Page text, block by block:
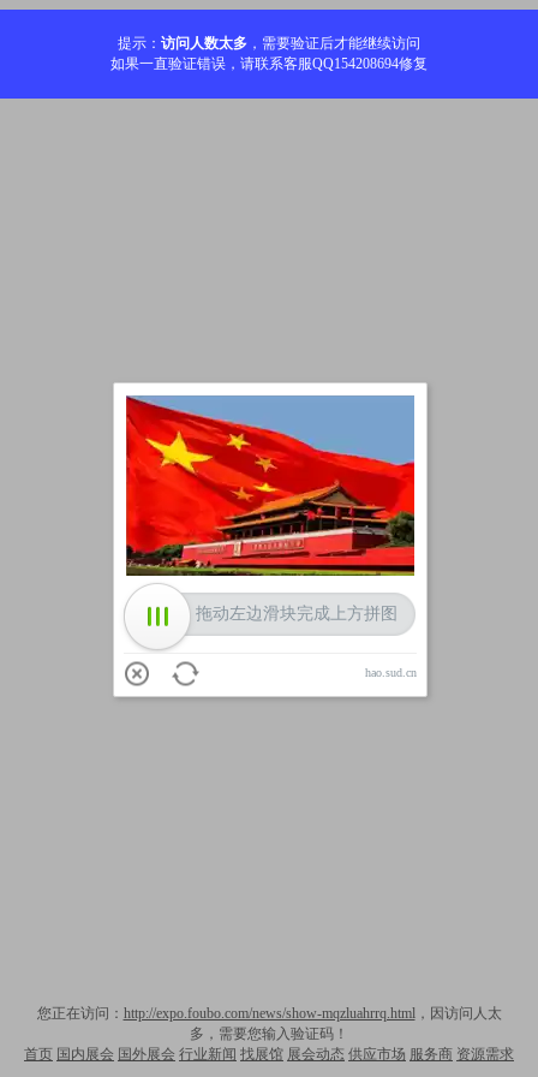
提示： 访问人数太多 ，需要验证后才能继续访问
如果一直验证错误，请联系客服QQ154208694修复
您正在访问： http://expo.foubo.com/news/show-mqzluahrrq.html，因访问人太
多，需要您输入验证码！
首页 国内展会 国外展会 行业新闻 找展馆 展会动态 供应市场 服务商 资源需求
加载中
拖动左边滑块完成上方拼图
hao.sud.cn